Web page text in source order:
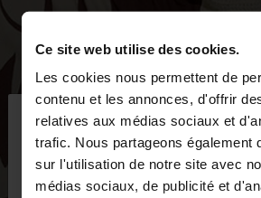
Ce site web utilise des cookies.
Les cookies nous permettent de
contenu et les annonces, d'offrir
relatives aux médias sociaux et
trafic. Nous partageons également
sur l'utilisation de notre site avec
médias sociaux, de publicité et
bonjour
Vous accédez au site depuis
parcourir notre site au United